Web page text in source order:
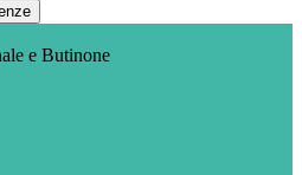
e Butinone